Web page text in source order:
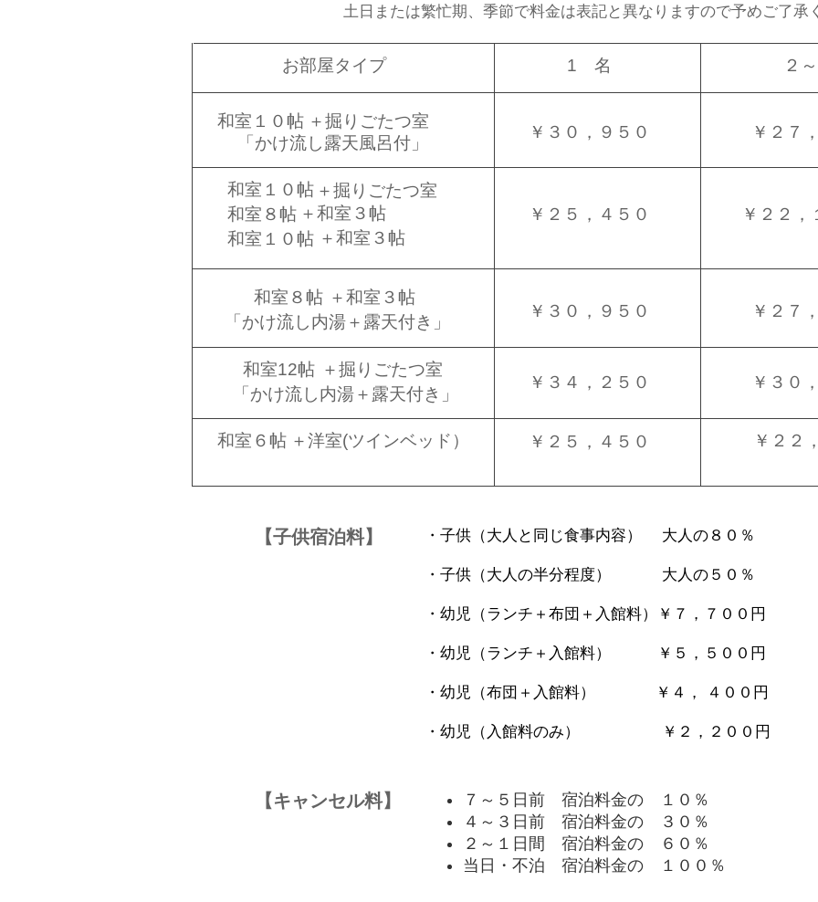
土日または繁忙期、季節で料金は表記と異なりますので予めご了承
​お部屋タイプ ​1 名 ２
和室１０帖​
和室１０帖
​和室８帖
​和室12帖
​和室６帖
​「かけ流し露天風呂付」
​￥３０，９５０ ￥２７
​￥２５，４５０ ￥２２，
​￥３０，９５０ ￥２７
​￥３４，２５０ ￥３０
￥２５，４５０ ￥２２
＋掘りごたつ室​
＋掘りごたつ室
​和室８帖 ＋和室３帖
和室１０帖 ＋和室３帖
​＋和室３帖​
​​「かけ流し内湯＋露天付き」
＋掘りごたつ室​
​「かけ流し内湯＋露天付き」
＋洋室(ツインベッド）
【子供宿泊料​】 ​・子供（大人と同じ食事内容） 大人の８０％
・子供（大人の半分程度） 大人の５０％
・幼児（ランチ＋布団＋入館料） ￥７，７００円
・幼児（ランチ＋入館料） ￥５，５００円
・幼児（布団＋入館料） ￥４， ４００円
​・幼児（入館料のみ） ￥２，２００円
【キャンセル料​】
７～５日前 宿泊料金の １０％
４～３日前 宿泊料金の ３０％
２～１日間 宿泊料金の ６０％
​当日・不泊 宿泊料金の １００％